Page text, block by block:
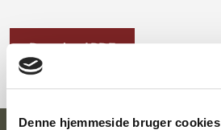
Denne hjemmeside bruger cookies
Download PDF